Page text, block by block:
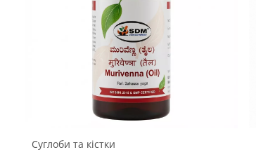
Суглоби та кістки